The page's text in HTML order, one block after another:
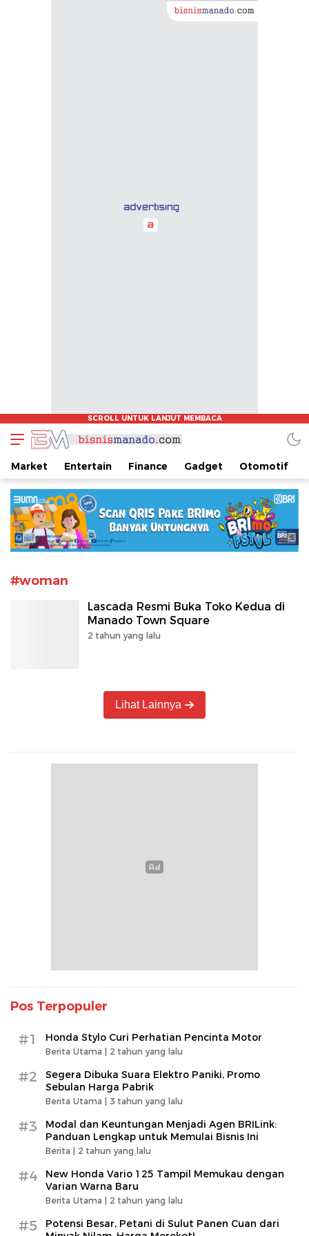
www.bisnismanado.com
Berita Bisnis Sulawesi Utara
Market Entertain Finance Gadget Otomotif
#woman
Lascada Resmi Buka Toko Kedua di
Manado Town Square
2 tahun yang lalu
Lihat Lainnya
Pos Terpopuler
#1 Honda Stylo Curi Perhatian Pencinta Motor
Berita Utama | 2 tahun yang lalu
#2
Segera Dibuka Suara Elektro Paniki, Promo
Sebulan Harga Pabrik
Berita Utama | 3 tahun yang lalu
#3
Modal dan Keuntungan Menjadi Agen BRILink:
Panduan Lengkap untuk Memulai Bisnis Ini
Berita | 2 tahun yang lalu
#4
New Honda Vario 125 Tampil Memukau dengan
Varian Warna Baru
Berita Utama | 2 tahun yang lalu
#5
Potensi Besar, Petani di Sulut Panen Cuan dari